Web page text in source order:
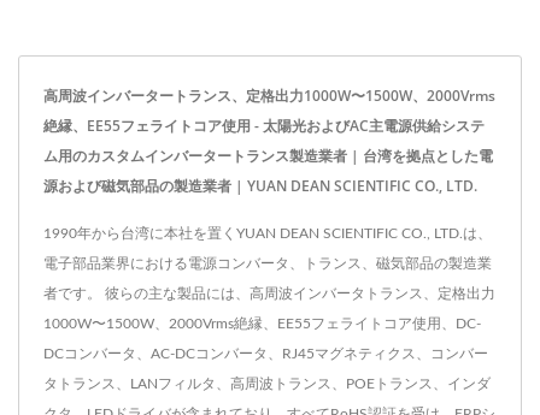
高周波インバータートランス、定格出力1000W〜1500W、2000Vrms
絶縁、EE55フェライトコア使用 - 太陽光およびAC主電源供給システ
ム用のカスタムインバータートランス製造業者 | 台湾を拠点とした電
源および磁気部品の製造業者 | YUAN DEAN SCIENTIFIC CO., LTD.
1990年から台湾に本社を置くYUAN DEAN SCIENTIFIC CO., LTD.は、
電子部品業界における電源コンバータ、トランス、磁気部品の製造業
者です。 彼らの主な製品には、高周波インバータトランス、定格出力
1000W〜1500W、2000Vrms絶縁、EE55フェライトコア使用、DC-
DCコンバータ、AC-DCコンバータ、RJ45マグネティクス、コンバー
タトランス、LANフィルタ、高周波トランス、POEトランス、インダ